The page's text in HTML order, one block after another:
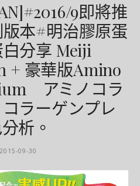
9即將推
本#明治膠原蛋
分享 Meiji
+ 豪華版Amino
アミノコラ
ラーゲンプレ
析。
2015-09-30